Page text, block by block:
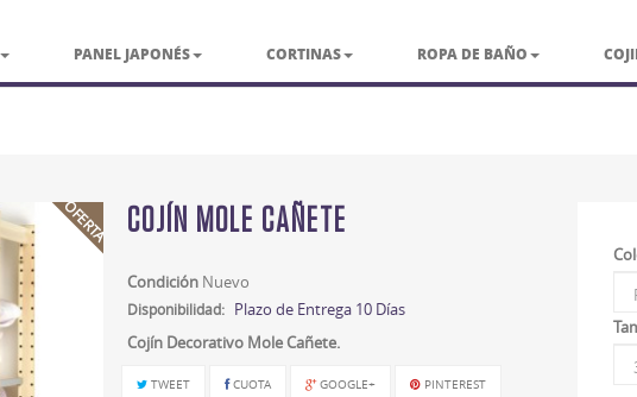
PANEL JAPONÉS CORTINAS ROPA DE BAÑO
OFERTA COJÍN MOLE CAÑETE
Condición Nuevo
Disponibilidad: Plazo de Entrega 10 Días
Cojín Decorativo Mole Cañete.
TWEET CUOTA GOOGLE+ PINTEREST